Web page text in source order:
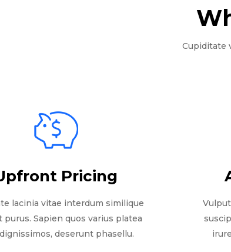
Cupiditate
Pricing
lacinia vitae interdum similique
purus. Sapien quos varius platea
deserunt phasellu.